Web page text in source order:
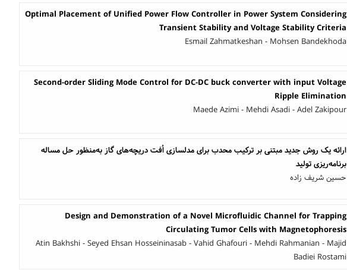
Optimal Placement of Unified Power Flow Controller in Power System Considering
Transient Stability and Voltage Stability Criteria
Esmail Zahmatkeshan - Mohsen Bandekhoda
Second-order Sliding Mode Control for DC-DC buck converter with input Voltage
Ripple Elimination
Maede Azimi - Mehdi Asadi - Adel Zakipour
ارائه یک روش جدید مبتنی بر ترکیب محدب برای مدلسازی اُفت دریچه‌های گاز به‌منظور حل مساله
برنامه‌ریزی تولید
حسین شریف زاده
Design and Demonstration of a Novel Microfluidic Channel for Trapping
Circulating Tumor Cells with Magnetophoresis
Atin Bakhshi - Seyed Ehsan Hosseininasab - Vahid Ghafouri - Mehdi Rahmanian - Majid
Badiei Rostami